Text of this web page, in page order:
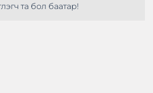
та бол баатар!